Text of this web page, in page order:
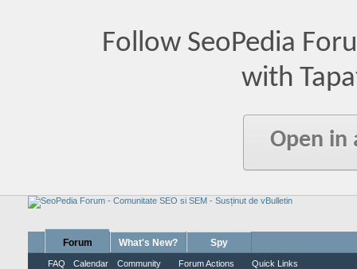
Follow SeoPedia
with
Open in
Forum
FAQ Calendar Community Forum Actions Quick Links
What's New? Spy